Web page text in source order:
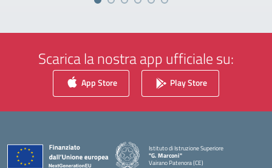
Scarica la nostra app ufficiale su:
App Store Play Store
Istituto di Istruzione Superiore
"G. Marconi"
Vairano Patenora (CE)